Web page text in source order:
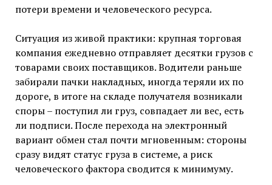
потери времени и человеческого ресурса.
Ситуация из живой практики: крупная торговая
компания ежедневно отправляет десятки грузов с
товарами своих поставщиков. Водители раньше
забирали пачки накладных, иногда теряли их по
дороге, в итоге на складе получателя возникали
споры – поступил ли груз, совпадает ли вес, есть
ли подписи. После перехода на электронный
вариант обмен стал почти мгновенным: стороны
сразу видят статус груза в системе, а риск
человеческого фактора сводится к минимуму.